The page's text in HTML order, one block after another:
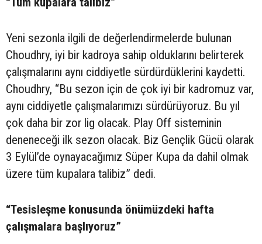
Yeni sezonla ilgili de değerlendirmelerde bulunan
Choudhry, iyi bir kadroya sahip olduklarını belirterek
çalışmalarını aynı ciddiyetle sürdürdüklerini kaydetti.
Choudhry, “Bu sezon için de çok iyi bir kadromuz var,
aynı ciddiyetle çalışmalarımızı sürdürüyoruz. Bu yıl
çok daha bir zor lig olacak. Play Off sisteminin
deneneceği ilk sezon olacak. Biz Gençlik Gücü olarak
3 Eylül’de oynayacağımız Süper Kupa da dahil olmak
üzere tüm kupalara talibiz” dedi.
“Tesisleşme konusunda önümüzdeki hafta
çalışmalara başlıyoruz”